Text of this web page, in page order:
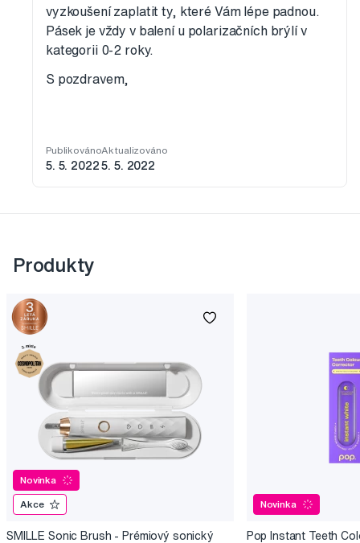
vyzkoušení zaplatit ty, které Vám lépe padnou.
Pásek je vždy v balení u polarizačních brýlí v
kategorii 0-2 roky.
S pozdravem,
Publikováno
5. 5. 2022
Aktualizováno
5. 5. 2022
Produkty
Novinka
Akce
SMILLE Sonic Brush - Prémiový sonický
Novinka
Pop Instant Teeth